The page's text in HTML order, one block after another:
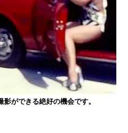
ができる絶好の機会です。